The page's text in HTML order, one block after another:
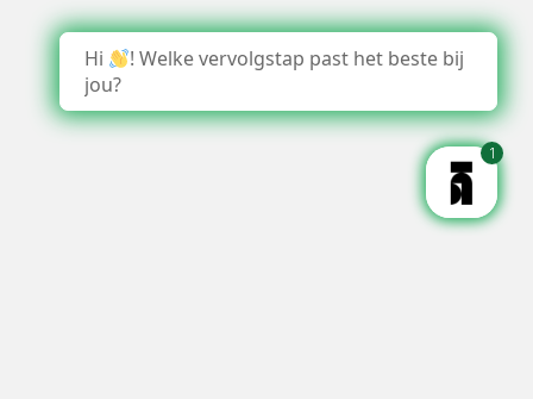
Hi
! Welke vervolgstap past het beste bij
jou?
1